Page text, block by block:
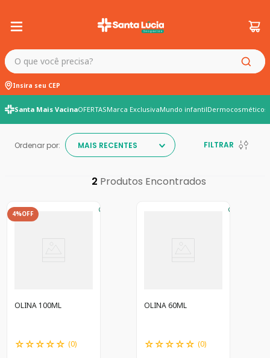
O que você precisa?
Insira seu CEP
Santa Mais VacinaOFERTASMarca ExclusivaMundo infantilDermocosméticos
Ordenar por: MAIS RECENTES FILTRAR
2
4%OFF
OLINA 100ML
☆☆☆☆☆ (0)
OLINA 60ML
☆☆☆☆☆ (0)